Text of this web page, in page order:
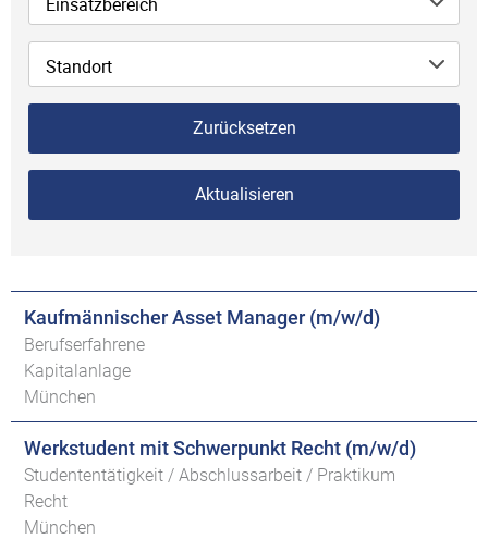
Standort
Zurücksetzen
Aktualisieren
Kaufmännischer Asset Manager (m/w/d)
Berufserfahrene
Kapitalanlage
München
Werkstudent mit Schwerpunkt Recht (m/w/d)
Studententätigkeit / Abschlussarbeit / Praktikum
Recht
München